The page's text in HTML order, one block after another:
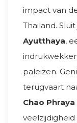
impact van
Thailand.
Ayutthaya,
paleizen.
terugvaart
Chao
veelzijdigheid